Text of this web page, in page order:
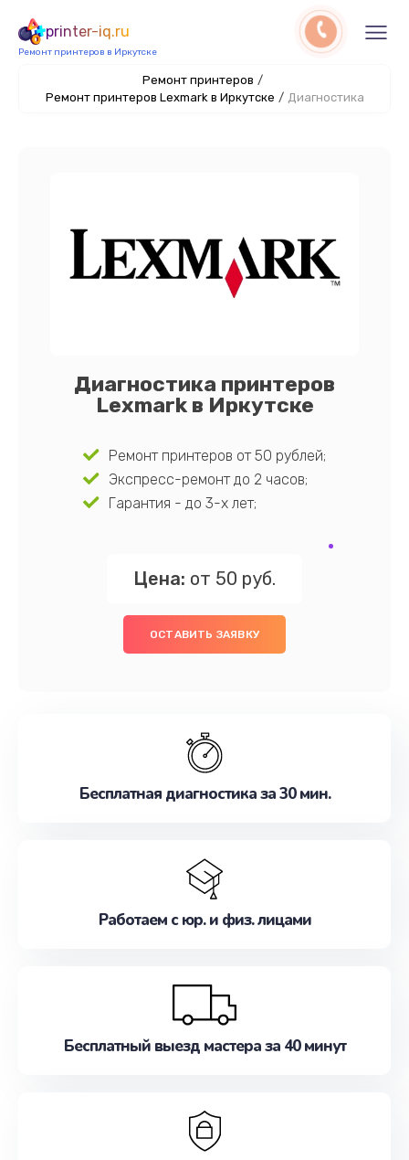
printer-iq.ru
Ремонт принтеров в Иркутске
Ремонт принтеров /
Ремонт принтеров Lexmark в Иркутске / Диагностика
Диагностика принтеров
Lexmark в Иркутске
Ремонт принтеров от 50 рублей;
Экспресс-ремонт до 2 часов;
Гарантия - до 3-х лет;
Цена: от 50 руб.
ОСТАВИТЬ ЗАЯВКУ
Бесплатная диагностика за 30 мин.
Работаем с юр. и физ. лицами
Бесплатный выезд мастера за 40 минут